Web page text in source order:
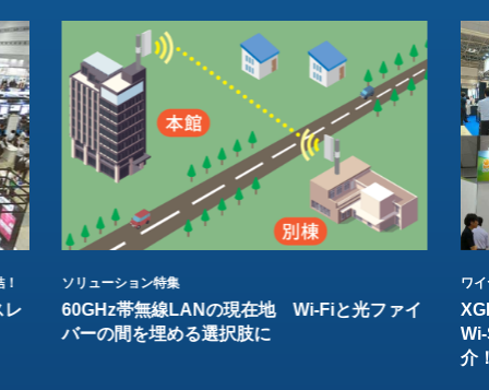
レ
ソリューション特集
60GHz帯無線LANの現在地 Wi-Fiと光ファイ
バーの間を埋める選択肢に
ワ
介